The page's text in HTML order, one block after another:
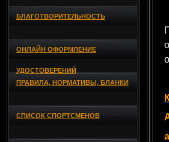
БЛАГОТВОРИТЕЛЬНОСТЬ
ОНЛАЙН ОФОРМЛЕНИЕ
УДОСТОВЕРЕНИЙ
ПРАВИЛА, НОРМАТИВЫ, БЛАНКИ
СПИСОК СПОРТСМЕНОВ